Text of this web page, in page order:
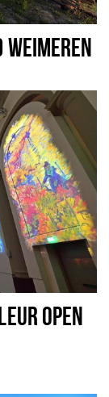
WEIMEREN
OPEN